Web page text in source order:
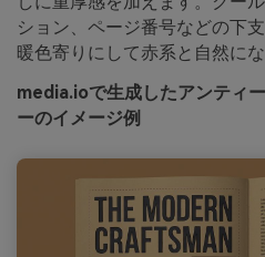
ション、ページ番号などの下
暖色寄りにして赤系と自然に
media.ioで生成したアンティ
ーのイメージ例